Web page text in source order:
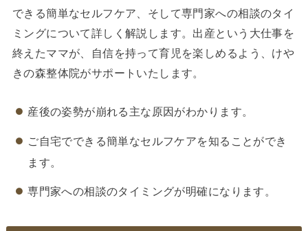
できる簡単なセルフケア、そして専門家への相談のタイ
ミングについて詳しく解説します。出産という大仕事を
終えたママが、自信を持って育児を楽しめるよう、けや
きの森整体院がサポートいたします。
産後の姿勢が崩れる主な原因がわかります。
ご自宅でできる簡単なセルフケアを知ることができ
ます。
専門家への相談のタイミングが明確になります。